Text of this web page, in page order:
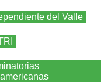
del Valle